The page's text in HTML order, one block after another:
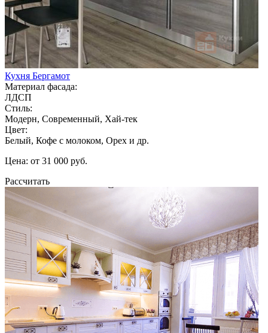
Кухня Бергамот
Материал фасада:
ЛДСП
Стиль:
Модерн, Современный, Хай-тек
Цвет:
Белый, Кофе с молоком, Орех и др.
Цена: от 31 000 руб.
Рассчитать